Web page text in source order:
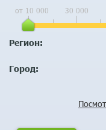
от 10 000
30 000
Регион:
Город: